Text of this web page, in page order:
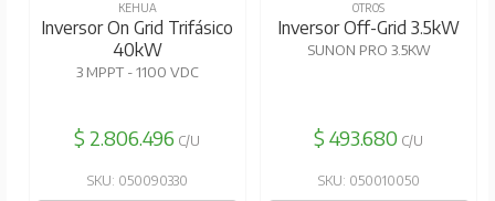
KEHUA
Inversor On Grid Trifásico
40kW
3 MPPT - 1100 VDC
$ 2.806.496 C/U
SKU: 050090330
OTROS
Inversor Off-Grid 3.5kW
SUNON PRO 3.5KW
$ 493.680 C/U
SKU: 050010050